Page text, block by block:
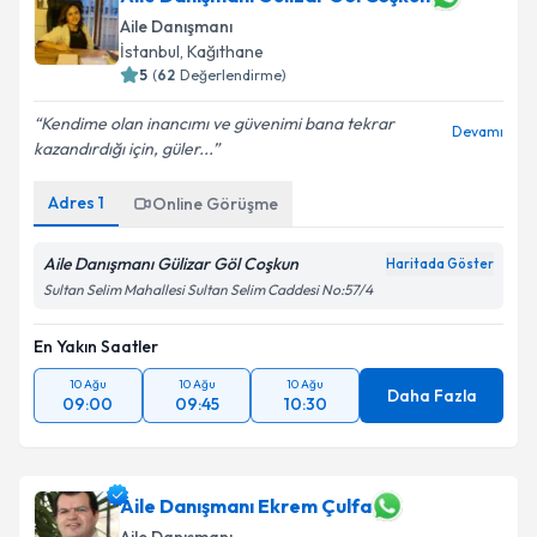
Aile Danışmanı
İstanbul, Kağıthane
5 (62 Değerlendirme)
Kendime olan inancımı ve güvenimi bana tekrar
kazandırdığı için, güler...
Devamı
Adres 1 Online Görüşme
Aile Danışmanı Gülizar Göl Coşkun Haritada Göster
Sultan Selim Mahallesi Sultan Selim Caddesi No:57/4
En Yakın Saatler
10 Ağu
09:00
10 Ağu
09:45
10 Ağu
10:30 Daha Fazla
Aile Danışmanı Ekrem Çulfa